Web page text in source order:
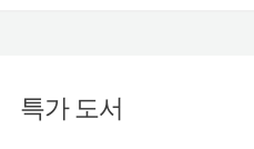
특가 도서